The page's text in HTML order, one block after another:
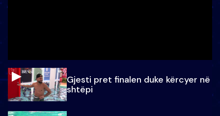
Gjesti pret finalen duke kërcyer në
shtëpi